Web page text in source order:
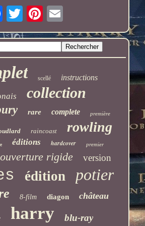
scellé instructions
collection
rare complete première
raincoast rowling
éditions hardcover premier
rigide version
édition potier
8-film diagon château
harry blu-ray